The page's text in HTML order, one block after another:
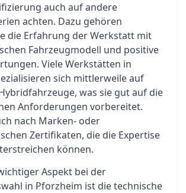
auch auf andere
achten. Dazu gehören
die Erfahrung der Werkstatt mit
Fahrzeugmodell und positive
Viele Werkstätten in
sich mittlerweile auf
was sie gut auf die
Anforderungen vorbereitet.
nach Marken- oder
Zertifikaten, die die Expertise
können.
Aspekt bei der
in Pforzheim ist die technische